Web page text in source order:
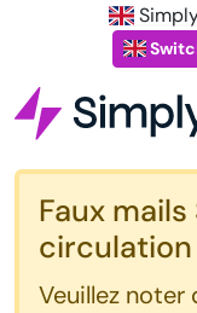
Faux
circulation
Veuillez noter